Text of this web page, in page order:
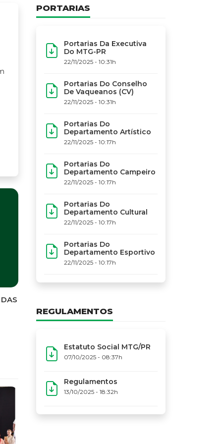
PORTARIAS
Portarias Da Executiva
Do MTG-PR
22/11/2025 - 10:31h
Portarias Do Conselho
De Vaqueanos (CV)
22/11/2025 - 10:31h
Portarias Do
Departamento Artístico
22/11/2025 - 10:17h
Portarias Do
Departamento Campeiro
22/11/2025 - 10:17h
Portarias Do
Departamento Cultural
22/11/2025 - 10:17h
Portarias Do
Departamento Esportivo
22/11/2025 - 10:17h
REGULAMENTOS
Estatuto Social MTG/PR
07/10/2025 - 08:37h
Regulamentos
13/10/2025 - 18:32h